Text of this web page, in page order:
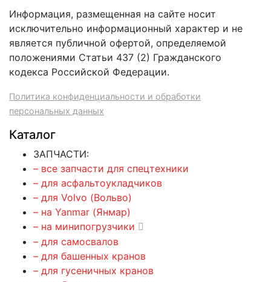
Информация, размещенная на сайте носит
исключительно информационный характер и не
является публичной офертой, определяемой
положениями Статьи 437 (2) Гражданского
кодекса Российской Федерации.
Политика конфиденциальности и обработки
персональных данных
Каталог
ЗАПЧАСТИ:
– все запчасти для спецтехники
– для асфальтоукладчиков
– для Volvo (Вольво)
– на Yanmar (Янмар)
– на минипогрузчики
– для самосвалов
– для башенных кранов
– для гусеничных кранов